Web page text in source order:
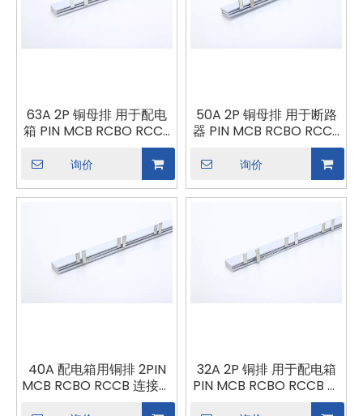
63A 2P 铜母排 用于配电
箱 PIN MCB RCBO RCCB
连接器 母排连接 断路器组
合
询价
50A 2P 铜母排 用于断路
器 PIN MCB RCBO RCCB
连接器 母排连接 断路器组
合
询价
40A 配电箱用铜排 2PIN
MCB RCBO RCCB 连接器
32A 2P 铜排 用于配电箱
PIN MCB RCBO RCCB 连
接器 母线连接 断路器 组